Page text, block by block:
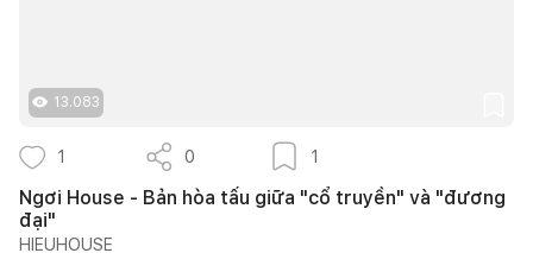
13.083
1 0 1
Ngơi House - Bản hòa tấu giữa "cổ truyền" và "đương
đại"
HIEUHOUSE